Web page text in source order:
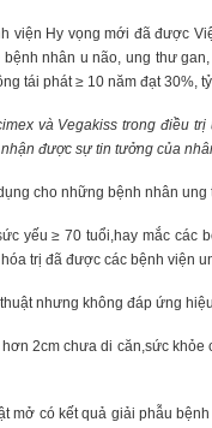
viện Hy vọng mới đã được
bệnh nhân u não, ung thư
tái phát ≥ 10 năm đạt 30%,
và Vegakiss trong điều
được sự tin tưởng của
cho những bệnh nhân
yếu ≥ 70 tuổi,hay mắc
trị đã được các bệnh viện
nhưng không đáp ứng
2cm chưa di căn,sức
mở có kết quả giải phẫu